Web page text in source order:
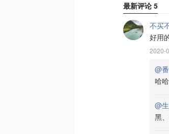
最新评论 5
不买
好用
2020-
@
哈
@
黑